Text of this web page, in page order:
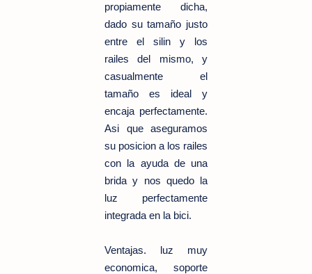
propiamente dicha,
dado su tamaño justo
entre el silin y los
railes del mismo, y
casualmente el
tamaño es ideal y
encaja perfectamente.
Asi que aseguramos
su posicion a los railes
con la ayuda de una
brida y nos quedo la
luz perfectamente
integrada en la bici.
Ventajas. luz muy
economica, soporte